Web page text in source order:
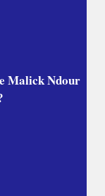
Malick Ndour